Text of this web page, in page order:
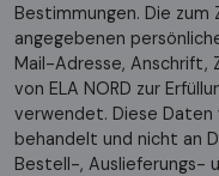
Bestimmungen. Die zum
angegebenen
Mail-Adresse, Anschrift,
von ELA NORD zur
verwendet. Diese Daten
behandelt und nicht an
Bestell-, Auslieferungs-